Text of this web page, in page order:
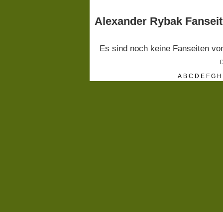
Alexander Rybak
Es sind noch keine Fanseiten
A B C D E F G H